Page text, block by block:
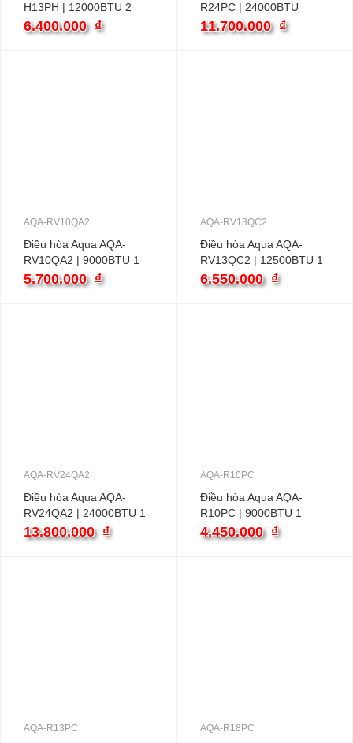
H13PH | 12000BTU 2
chiều
6.400.000 ₫
R24PC | 24000BTU
11.700.000 ₫
AQA-RV10QA2
Điều hòa Aqua AQA-
RV10QA2 | 9000BTU 1
chiều inverter
5.700.000 ₫
AQA-RV13QC2
Điều hòa Aqua AQA-
RV13QC2 | 12500BTU 1
chiều inverter
6.550.000 ₫
AQA-RV24QA2
Điều hòa Aqua AQA-
RV24QA2 | 24000BTU 1
chiều inverter
13.800.000 ₫
AQA-R10PC
Điều hòa Aqua AQA-
R10PC | 9000BTU 1
chiều
4.450.000 ₫
AQA-R13PC AQA-R18PC